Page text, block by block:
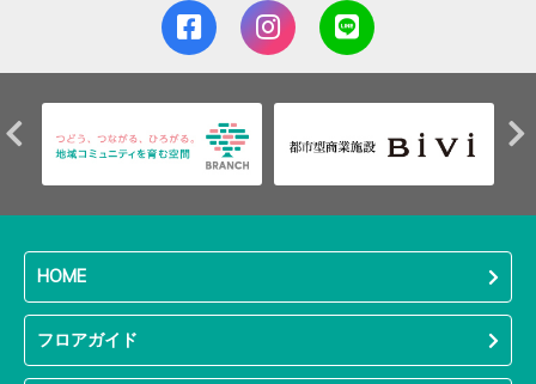
HOME
フロアガイド